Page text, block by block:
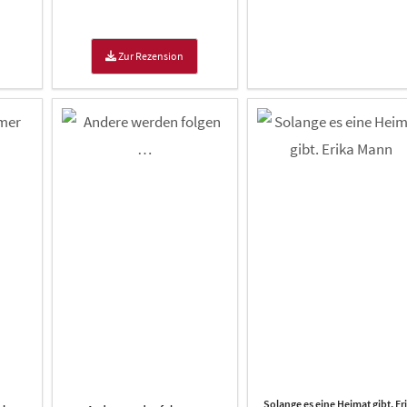
Zur Rezension
Solange es eine Heimat gibt.